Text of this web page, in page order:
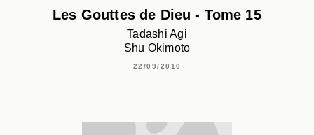
Les Gouttes de Dieu - Tome 15
Tadashi Agi
Shu Okimoto
22/09/2010